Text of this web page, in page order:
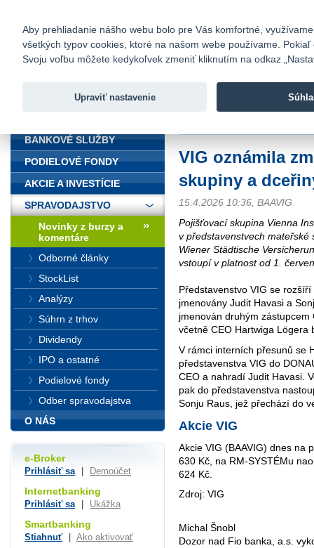
Fio banka
Fio banka
VIG oznámila
skupiny a
15.4.2026 10:36, BAAVIG
Pojišťovací skupina Vienna
v představenstvech mateřské
Wiener Städtische
vstoupí v platnost od 1.
Představenstvo VIG se
jmenovány Judit Havasi a
jmenován druhým
včetně CEO Hartwiga Lögera
V rámci interních přesunů se
představenstva VIG do
CEO a nahradí Judit Havasi.
pak do představenstva
Sonju Raus, jež přechází do
Akcie VIG
Akcie VIG (BAAVIG) dnes na
630 Kč, na RM-SYSTÉMu
624 Kč.
Zdroj: VIG
Michal Šnobl
Dozor nad Fio banka, a.s.
BANKOVÉ SLUŽBY
PODIELOVÉ FONDY
AKCIE A INVESTÍCIE
SPRAVODAJSTVO
Novinky z burzy a
komentáre
Odborné články
StockList
Analýzy
Súhrn z trhov
Dividendy
IPO a ostatné
Podielové fondy
Odber spravodajstva
O NÁS
e-Broker
Prihlásiť sa Demoúčet
Internetbanking
Prihlásiť sa Ukážka
Smartbanking
Stiahnuť Ako aktivovať
Aby prehliadanie nášho webu bolo pre Vás komfortné,
všetkých typov cookies, ktoré na našom webe používame.
Svoju voľbu môžete kedykoľvek zmeniť kliknutím na odkaz
Upraviť nastavenie